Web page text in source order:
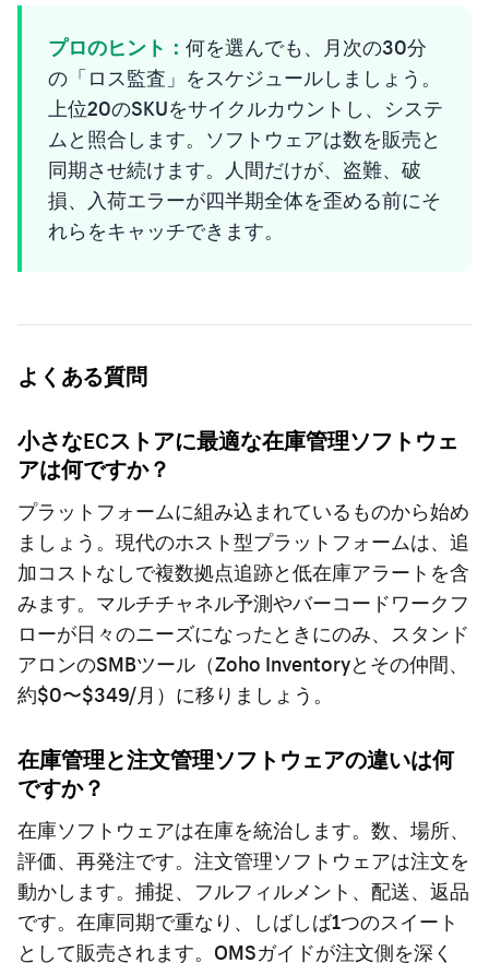
プロのヒント： 何を選んでも、月次の30分
の「ロス監査」をスケジュールしましょう。
上位20のSKUをサイクルカウントし、システ
ムと照合します。ソフトウェアは数を販売と
同期させ続けます。人間だけが、盗難、破
損、入荷エラーが四半期全体を歪める前にそ
れらをキャッチできます。
よくある質問
小さなECストアに最適な在庫管理ソフトウェ
アは何ですか？
プラットフォームに組み込まれているものから始め
ましょう。現代のホスト型プラットフォームは、追
加コストなしで複数拠点追跡と低在庫アラートを含
みます。マルチチャネル予測やバーコードワークフ
ローが日々のニーズになったときにのみ、スタンド
アロンのSMBツール（Zoho Inventoryとその仲間、
約$0〜$349/月）に移りましょう。
在庫管理と注文管理ソフトウェアの違いは何
ですか？
在庫ソフトウェアは在庫を統治します。数、場所、
評価、再発注です。注文管理ソフトウェアは注文を
動かします。捕捉、フルフィルメント、配送、返品
です。在庫同期で重なり、しばしば1つのスイート
として販売されます。 OMSガイドが注文側を深く